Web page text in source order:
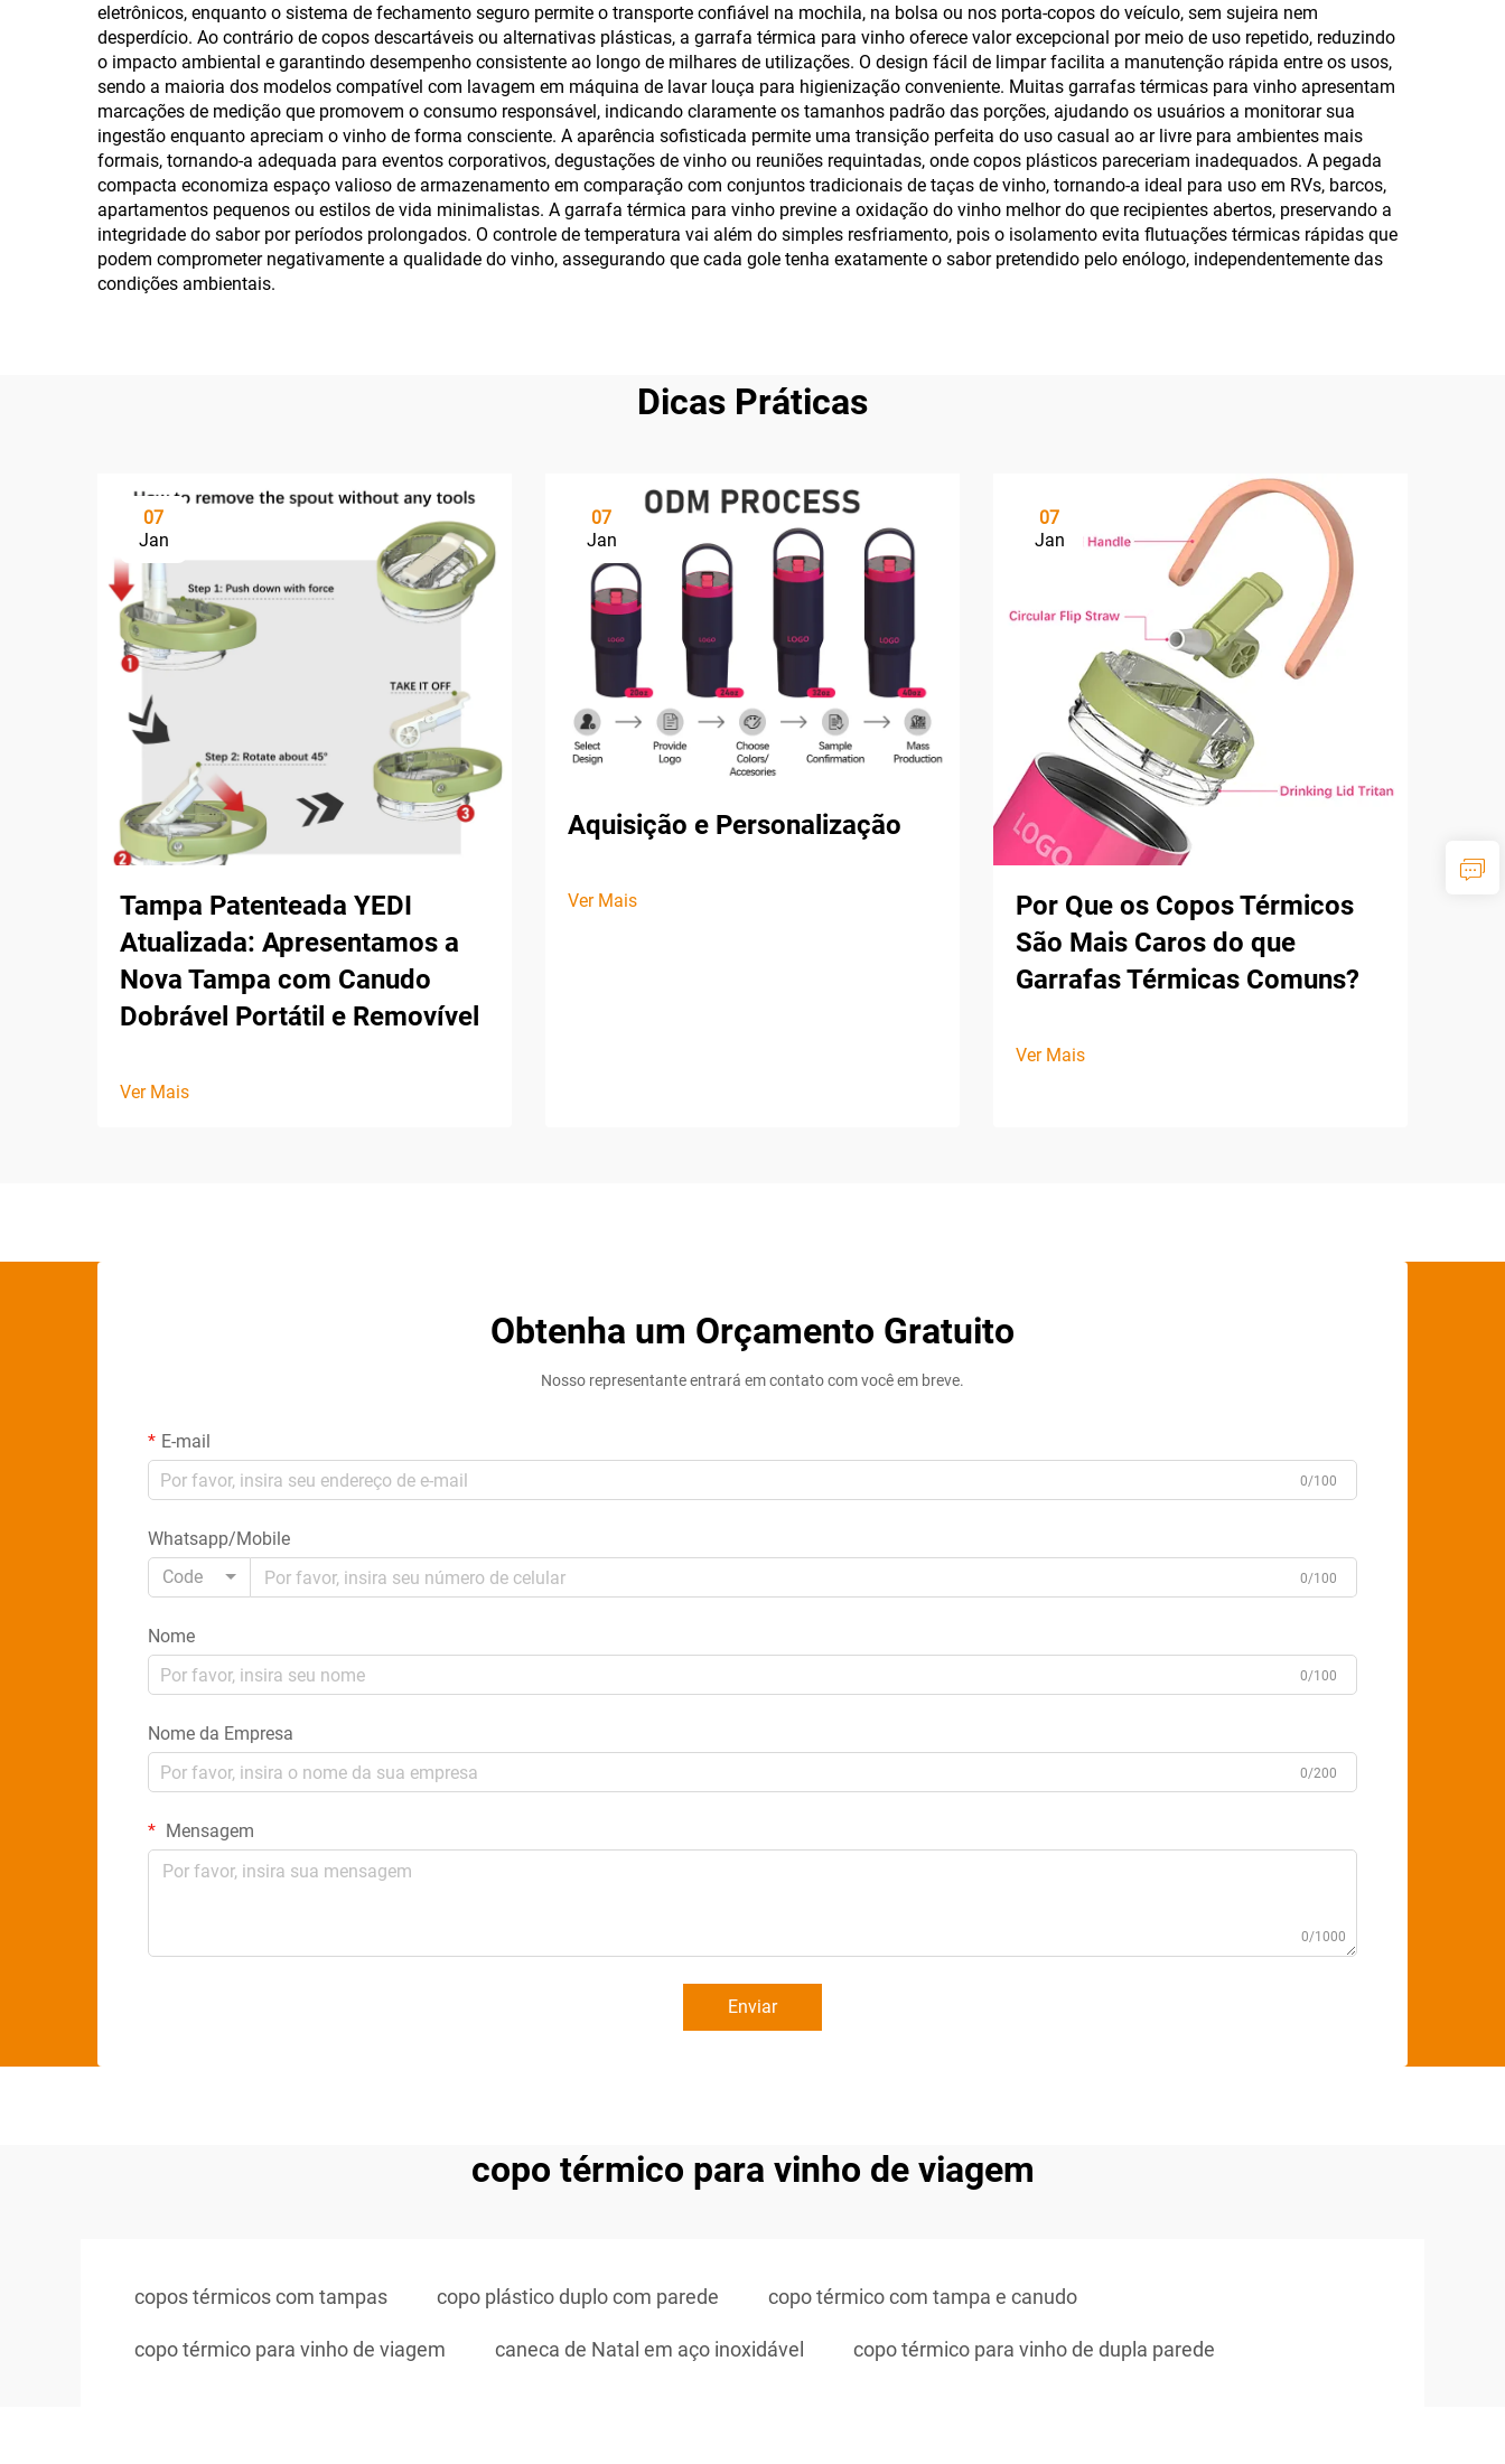
eletrônicos, enquanto o sistema de fechamento seguro permite o transporte confiável na mochila, na bolsa ou nos porta-copos do veículo, sem sujeira nem
desperdício. Ao contrário de copos descartáveis ou alternativas plásticas, a garrafa térmica para vinho oferece valor excepcional por meio de uso repetido, reduzindo
o impacto ambiental e garantindo desempenho consistente ao longo de milhares de utilizações. O design fácil de limpar facilita a manutenção rápida entre os usos,
sendo a maioria dos modelos compatível com lavagem em máquina de lavar louça para higienização conveniente. Muitas garrafas térmicas para vinho apresentam
marcações de medição que promovem o consumo responsável, indicando claramente os tamanhos padrão das porções, ajudando os usuários a monitorar sua
ingestão enquanto apreciam o vinho de forma consciente. A aparência sofisticada permite uma transição perfeita do uso casual ao ar livre para ambientes mais
formais, tornando-a adequada para eventos corporativos, degustações de vinho ou reuniões requintadas, onde copos plásticos pareceriam inadequados. A pegada
compacta economiza espaço valioso de armazenamento em comparação com conjuntos tradicionais de taças de vinho, tornando-a ideal para uso em RVs, barcos,
apartamentos pequenos ou estilos de vida minimalistas. A garrafa térmica para vinho previne a oxidação do vinho melhor do que recipientes abertos, preservando a
integridade do sabor por períodos prolongados. O controle de temperatura vai além do simples resfriamento, pois o isolamento evita flutuações térmicas rápidas que
podem comprometer negativamente a qualidade do vinho, assegurando que cada gole tenha exatamente o sabor pretendido pelo enólogo, independentemente das
condições ambientais.
Dicas Práticas
07
Jan
Tampa Patenteada YEDI
Atualizada: Apresentamos a
Nova Tampa com Canudo
Dobrável Portátil e Removível
Ver Mais
07
Jan
Aquisição e Personalização
Ver Mais
07
Jan
Por Que os Copos Térmicos
São Mais Caros do que
Garrafas Térmicas Comuns?
Ver Mais
Obtenha um Orçamento Gratuito
Nosso representante entrará em contato com você em breve.
E-mail
0/100
Whatsapp/Mobile
Code
0/100
Nome
0/100
Nome da Empresa
0/200
Mensagem
0/1000
Enviar
copo térmico para vinho de viagem
copos térmicos com tampas copo plástico duplo com parede copo térmico com tampa e canudo
copo térmico para vinho de viagem caneca de Natal em aço inoxidável copo térmico para vinho de dupla parede